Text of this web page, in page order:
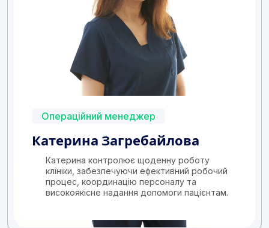
Операційний менеджер
Катерина Загребайлова
Катерина контролює щоденну роботу
клініки, забезпечуючи ефективний робочий
процес, координацію персоналу та
високоякісне надання допомоги пацієнтам.